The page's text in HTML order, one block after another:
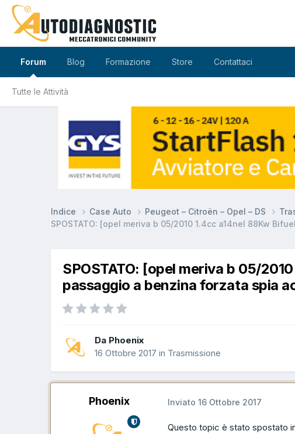
Forum
Tutte le Attività
Blog Formazione Store Contattaci
Indice Case Auto Peugeot – Citroën – Opel – DS
SPOSTATO: [opel meriva b 05/2010 1.4cc a14nel 88Kw
SPOSTATO: [opel meriva b 05/
passaggio a benzina forzata spia
Da Phoenix
16 Ottobre 2017 in Trasmissione
Phoenix Inviato 16 Ottobre 2017
Questo topic è stato spostato